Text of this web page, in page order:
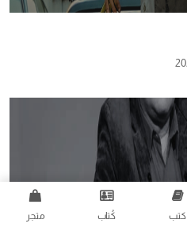
كتب كُتاب متجر